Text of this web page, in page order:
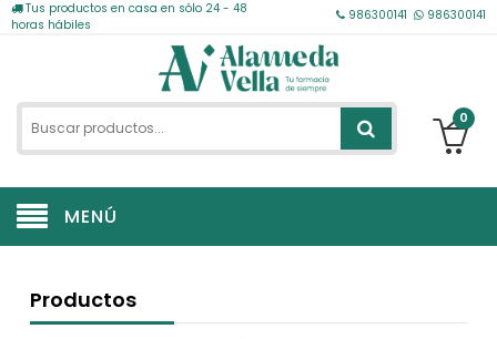
Tus productos en casa en sólo 24 - 48
horas hábiles
986300141 986300141
0
MENÚ
Productos